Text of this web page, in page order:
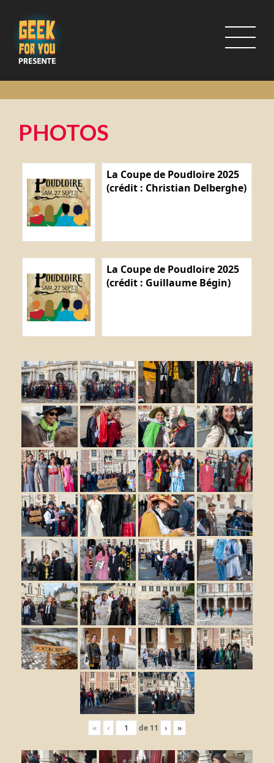
PHOTOS
La Coupe de Poudloire 2025
(crédit : Christian Delberghe)
La Coupe de Poudloire 2025
(crédit : Guillaume Bégin)
« ‹ de 11 › »